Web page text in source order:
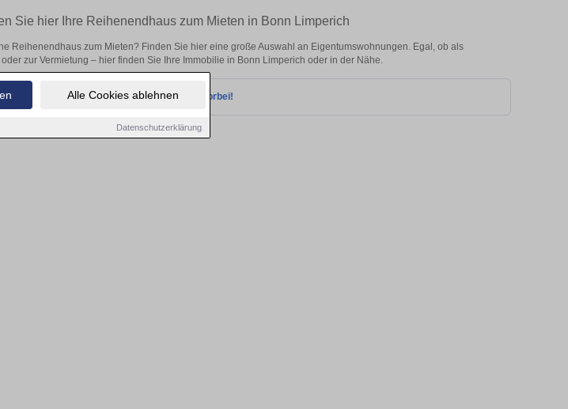
Alle Cookies ablehnen
Datenschutzerklärung
Sie hier Ihre Reihenendhaus zum Mieten in Bonn Limperich
Reihenendhaus zum Mieten? Finden Sie hier eine große Auswahl an Eigentumswohnungen. Egal, ob als
zur Vermietung – hier finden Sie Ihre Immobilie in Bonn Limperich oder in der Nähe.
Objekte finden. Schauen Sie bald wieder vorbei!